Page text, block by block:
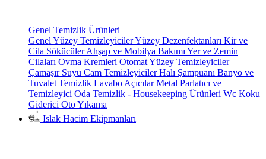
Genel Temizlik Ürünleri
Genel Yüzey TemizleyicilerYüzey Dezenfektanları Kir ve
Cila SökücülerAhşap ve Mobilya Bakımı Yer ve Zemin
Cilaları Ovma Kremleri Otomat Yüzey Temizleyiciler
Çamaşır Suyu Cam TemizleyicilerHalı Şampuanı Banyo ve
Tuvalet Temizlik Lavabo AçıcılarMetal Parlatıcı ve
Temizleyici Oda Temizlik - Housekeeping Ürünleri Wc Koku
Giderici Oto Yıkama
Islak Hacim Ekipmanları